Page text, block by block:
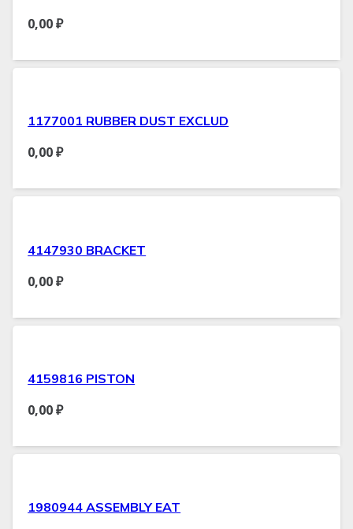
0,00₽
1177001 RUBBER DUST EXCLUD
0,00₽
4147930 BRACKET
0,00₽
4159816 PISTON
0,00₽
1980944 ASSEMBLY EAT